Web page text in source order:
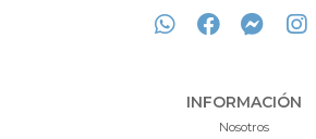
INFORMACIÓN
Nosotros